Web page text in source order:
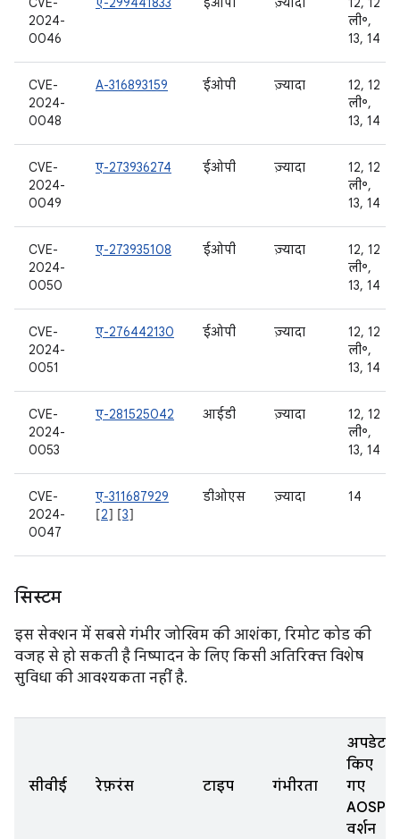
2024-
0046
ली॰,
13, 14
CVE-
2024-
0048
A-316893159 ईओपी ज़्यादा
12, 12
ली॰,
13, 14
CVE-
2024-
0049
ए-273936274 ईओपी ज़्यादा
12, 12
ली॰,
13, 14
CVE-
2024-
0050
ए-273935108 ईओपी ज़्यादा
12, 12
ली॰,
13, 14
CVE-
2024-
0051
ए-276442130 ईओपी ज़्यादा
12, 12
ली॰,
13, 14
CVE-
2024-
0053
ए-281525042 आईडी ज़्यादा
12, 12
ली॰,
13, 14
CVE-
2024-
0047
ए-311687929
[2] [3]
डीओएस ज़्यादा 14
सिस्टम
इस सेक्शन में सबसे गंभीर जोखिम की आशंका, रिमोट कोड की
वजह से हो सकती है निष्पादन के लिए किसी अतिरिक्त विशेष
सुविधा की आवश्यकता नहीं है.
सीवीई रेफ़रंस टाइप गंभीरता
अपडेट
किए
गए
AOSP
वर्शन